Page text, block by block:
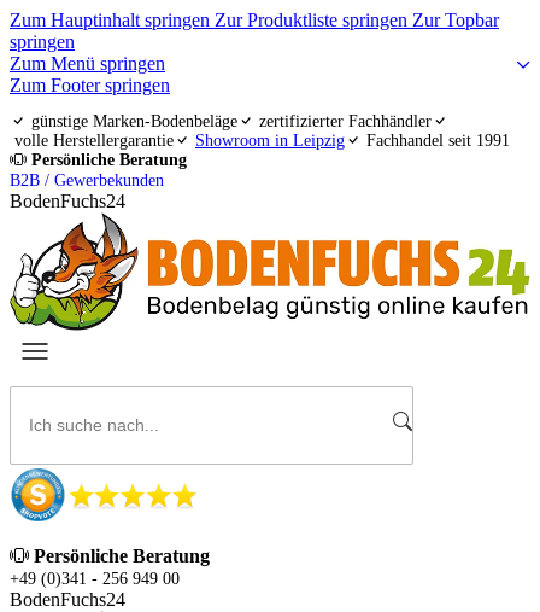
Zum Hauptinhalt springen Zur Produktliste springen Zur Topbar
springen
Zum Menü springen
Zum Footer springen
günstige Marken-Bodenbeläge
zertifizierter Fachhändler
volle Herstellergarantie
Showroom in Leipzig
Fachhandel seit 1991
Persönliche Beratung
B2B / Gewerbekunden
BodenFuchs24
Persönliche Beratung
+49 (0)341 - 256 949 00
BodenFuchs24